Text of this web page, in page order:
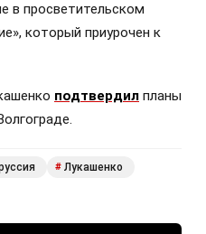
в просветительском
который приурочен к
подтвердил планы
# Лукашенко